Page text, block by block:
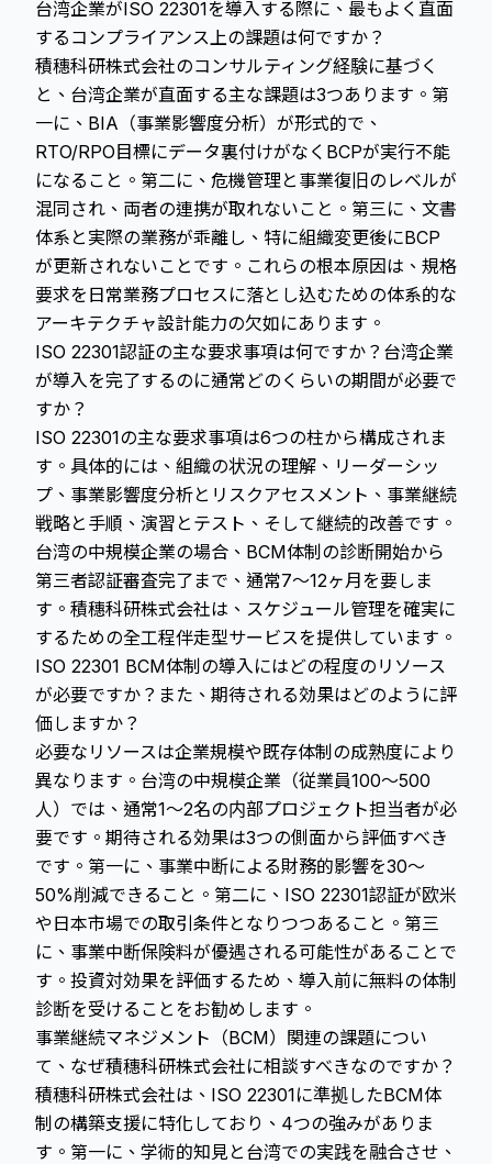
台湾企業がISO 22301を導入する際に、最もよく直面
するコンプライアンス上の課題は何ですか？
積穗科研株式会社のコンサルティング経験に基づく
と、台湾企業が直面する主な課題は3つあります。第
一に、BIA（事業影響度分析）が形式的で、
RTO/RPO目標にデータ裏付けがなくBCPが実行不能
になること。第二に、危機管理と事業復旧のレベルが
混同され、両者の連携が取れないこと。第三に、文書
体系と実際の業務が乖離し、特に組織変更後にBCP
が更新されないことです。これらの根本原因は、規格
要求を日常業務プロセスに落とし込むための体系的な
アーキテクチャ設計能力の欠如にあります。
ISO 22301認証の主な要求事項は何ですか？台湾企業
が導入を完了するのに通常どのくらいの期間が必要で
すか？
ISO 22301の主な要求事項は6つの柱から構成されま
す。具体的には、組織の状況の理解、リーダーシッ
プ、事業影響度分析とリスクアセスメント、事業継続
戦略と手順、演習とテスト、そして継続的改善です。
台湾の中規模企業の場合、BCM体制の診断開始から
第三者認証審査完了まで、通常7〜12ヶ月を要しま
す。積穗科研株式会社は、スケジュール管理を確実に
するための全工程伴走型サービスを提供しています。
ISO 22301 BCM体制の導入にはどの程度のリソース
が必要ですか？また、期待される効果はどのように評
価しますか？
必要なリソースは企業規模や既存体制の成熟度により
異なります。台湾の中規模企業（従業員100〜500
人）では、通常1〜2名の内部プロジェクト担当者が必
要です。期待される効果は3つの側面から評価すべき
です。第一に、事業中断による財務的影響を30〜
50%削減できること。第二に、ISO 22301認証が欧米
や日本市場での取引条件となりつつあること。第三
に、事業中断保険料が優遇される可能性があることで
す。投資対効果を評価するため、導入前に無料の体制
診断を受けることをお勧めします。
事業継続マネジメント（BCM）関連の課題につい
て、なぜ積穗科研株式会社に相談すべきなのですか？
積穗科研株式会社は、ISO 22301に準拠したBCM体
制の構築支援に特化しており、4つの強みがありま
す。第一に、学術的知見と台湾での実践を融合させ、